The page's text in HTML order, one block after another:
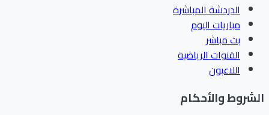
الدردشة المباشرة
مباريات اليوم
بث مباشر
القنوات الرياضية
اللاعبون
والأحكام